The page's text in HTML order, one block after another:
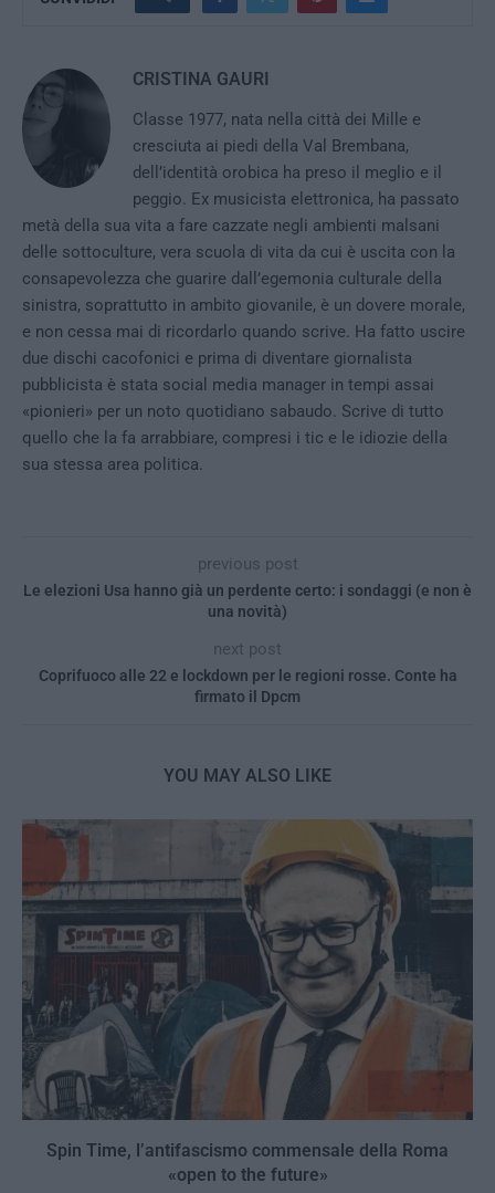
CRISTINA GAURI
Classe 1977, nata nella città dei Mille e
cresciuta ai piedi della Val Brembana,
dell’identità orobica ha preso il meglio e il
peggio. Ex musicista elettronica, ha passato
metà della sua vita a fare cazzate negli ambienti malsani
delle sottoculture, vera scuola di vita da cui è uscita con la
consapevolezza che guarire dall’egemonia culturale della
sinistra, soprattutto in ambito giovanile, è un dovere morale,
e non cessa mai di ricordarlo quando scrive. Ha fatto uscire
due dischi cacofonici e prima di diventare giornalista
pubblicista è stata social media manager in tempi assai
«pionieri» per un noto quotidiano sabaudo. Scrive di tutto
quello che la fa arrabbiare, compresi i tic e le idiozie della
sua stessa area politica.
previous post
Le elezioni Usa hanno già un perdente certo: i sondaggi (e non è
una novità)
next post
Coprifuoco alle 22 e lockdown per le regioni rosse. Conte ha
firmato il Dpcm
YOU MAY ALSO LIKE
Spin Time, l’antifascismo commensale della Roma
«open to the future»